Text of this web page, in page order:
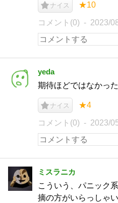
ナイス ★10
コメント(0) 2023/
yeda
期待ほどではなかった
ナイス ★4
コメント(0) 2023/
ミスラニカ
こういう、パニック
摘の方がいらっしゃ